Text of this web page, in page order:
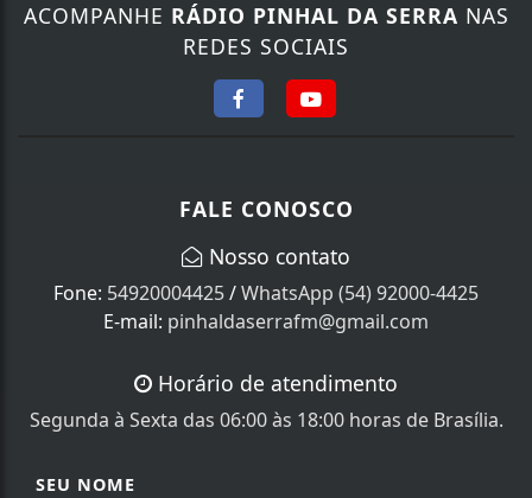
ACOMPANHE RÁDIO PINHAL DA SERRA NAS
REDES SOCIAIS
FALE CONOSCO
Nosso contato
Fone: 54920004425/WhatsApp (54) 92000-4425
E-mail: pinhaldaserrafm@gmail.com
Horário de atendimento
Segunda à Sexta das 06:00 às 18:00 horas de Brasília.
SEU NOME